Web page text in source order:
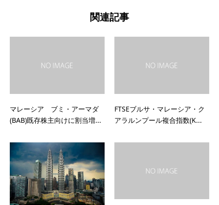
関連記事
マレーシア ブミ・アーマダ
(BAB)既存株主向けに割当増...
FTSEブルサ・マレーシア・ク
アラルンプール複合指数(K...